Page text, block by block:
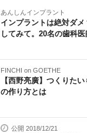
あんしんインプラント
インプラントは絶対ダ
してみて。20名の歯科
FINCHI on GOETHE
【西野亮廣】つくりた
の作り方とは
公開 2018/12/21